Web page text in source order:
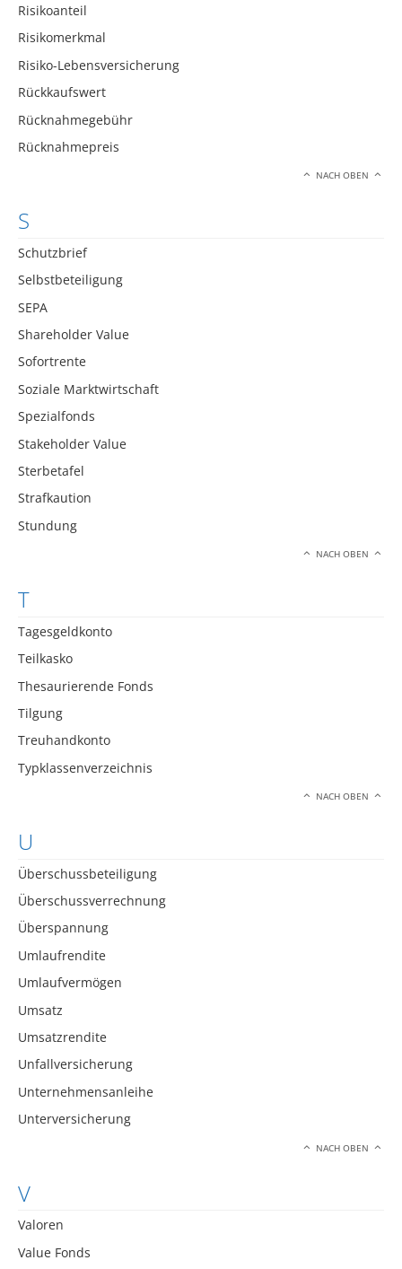
Risikoanteil
Risikomerkmal
Risiko-Lebensversicherung
Rückkaufswert
Rücknahmegebühr
Rücknahmepreis
NACH OBEN
S
Schutzbrief
Selbstbeteiligung
SEPA
Shareholder Value
Sofortrente
Soziale Marktwirtschaft
Spezialfonds
Stakeholder Value
Sterbetafel
Strafkaution
Stundung
NACH OBEN
T
Tagesgeldkonto
Teilkasko
Thesaurierende Fonds
Tilgung
Treuhandkonto
Typklassenverzeichnis
NACH OBEN
U
Überschussbeteiligung
Überschussverrechnung
Überspannung
Umlaufrendite
Umlaufvermögen
Umsatz
Umsatzrendite
Unfallversicherung
Unternehmensanleihe
Unterversicherung
NACH OBEN
V
Valoren
Value Fonds